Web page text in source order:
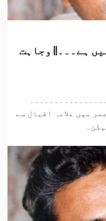
ہے۔۔۔|| وجاہت
میں علامہ اقبال سے